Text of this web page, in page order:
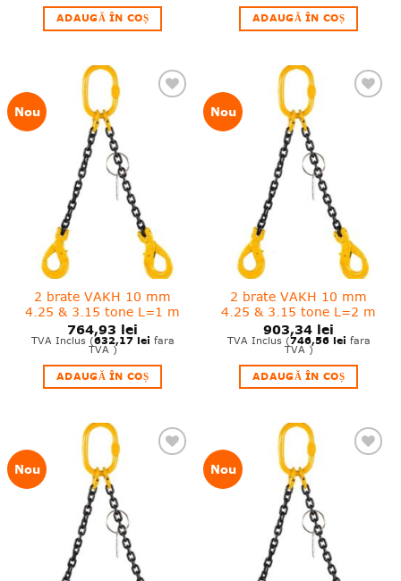
ADAUGĂ ÎN COȘ ADAUGĂ ÎN COȘ
Nou
2 brate VAKH 10 mm
4.25 & 3.15 tone L=1 m
764,93 lei
TVA Inclus (632,17 lei fara
TVA )
ADAUGĂ ÎN COȘ
Nou
2 brate VAKH 10 mm
4.25 & 3.15 tone L=2 m
903,34 lei
TVA Inclus (746,56 lei fara
TVA )
ADAUGĂ ÎN COȘ
Nou Nou